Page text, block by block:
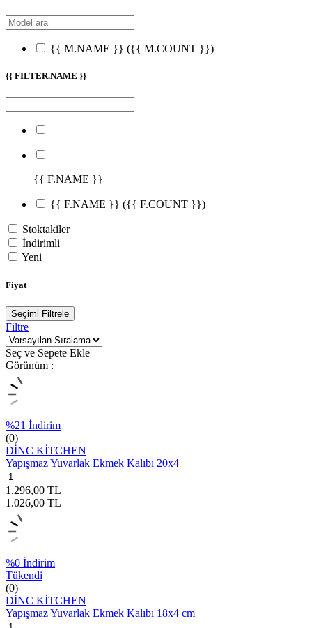
{{ M.NAME }} ({{ M.COUNT }})
{{ FILTER.NAME }}
{{ F.NAME }}
{{ F.NAME }} ({{ F.COUNT }})
Stoktakiler
İndirimli
Yeni
Fiyat
Seçimi Filtrele
Filtre
Seç ve Sepete Ekle
Görünüm :
%21 İndirim
(0)
DİNC KİTCHEN
Yapışmaz Yuvarlak Ekmek Kalıbı 20x4
1.296,00 TL
1.026,00 TL
%0 İndirim
Tükendi
(0)
DİNC KİTCHEN
Yapışmaz Yuvarlak Ekmek Kalıbı 18x4 cm